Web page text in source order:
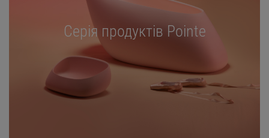
Серія продуктів Pointe